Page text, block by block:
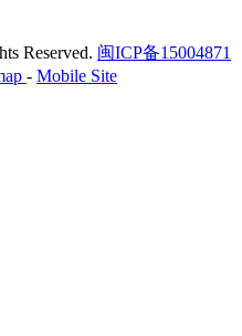
Reserved. 闽ICP备15004871
- Mobile Site